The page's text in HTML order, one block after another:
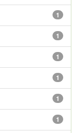
1
1
1
1
1
1